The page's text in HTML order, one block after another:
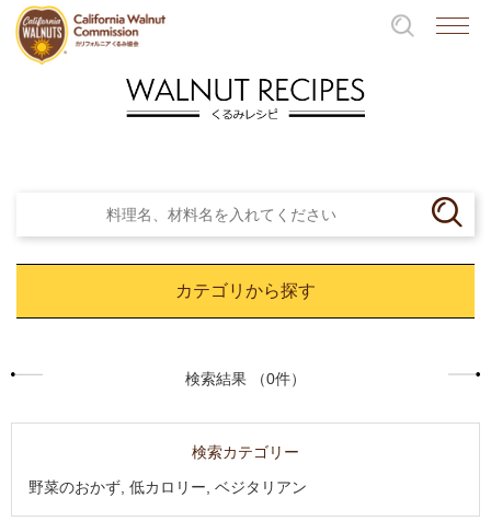
カテゴリから探す
検索結果 （0件）
検索カテゴリー
野菜のおかず, 低カロリー, ベジタリアン